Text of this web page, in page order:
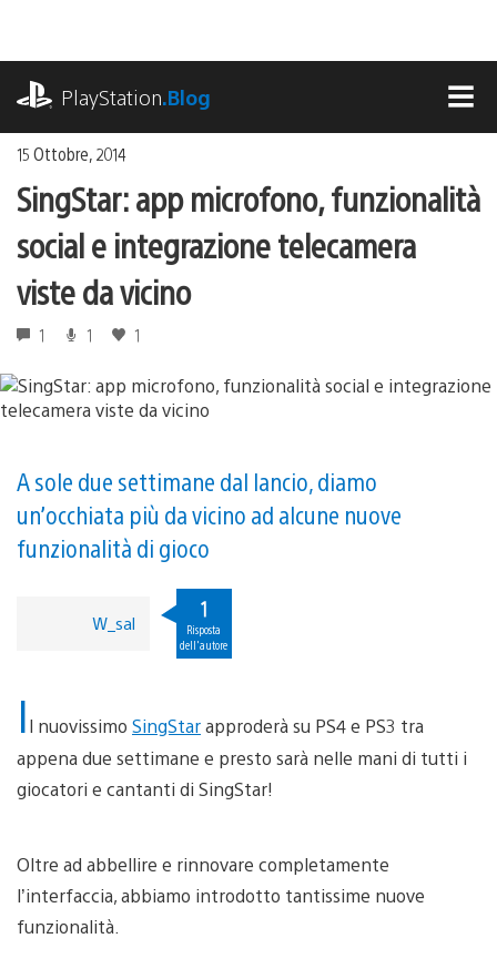
contenuto
PlayStation.Blog
15 Ottobre, 2014
SingStar: app microfono, funzionalità
social e integrazione telecamera
viste da vicino
1 1 1
A sole due settimane dal lancio, diamo
un’occhiata più da vicino ad alcune nuove
funzionalità di gioco
W_sal
1
Risposta
dell'autore
Il nuovissimo SingStarapproderà su PS4 e PS3 tra
appena due settimane e presto sarà nelle mani di tutti i
giocatori e cantanti di SingStar!
Oltre ad abbellire e rinnovare completamente
l’interfaccia, abbiamo introdotto tantissime nuove
funzionalità.